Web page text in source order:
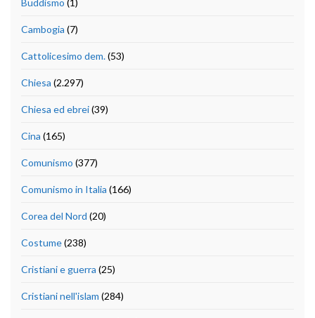
Buddismo (1)
Cambogia (7)
Cattolicesimo dem.(53)
Chiesa (2.297)
Chiesa ed ebrei(39)
Cina (165)
Comunismo (377)
Comunismo in Italia (166)
Corea del Nord (20)
Costume(238)
Cristiani e guerra (25)
Cristiani nell'islam (284)